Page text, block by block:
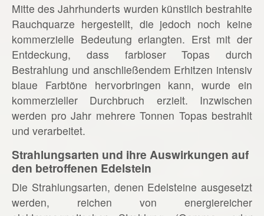
Mitte des Jahrhunderts wurden künstlich bestrahlte
Rauchquarze hergestellt, die jedoch noch keine
kommerzielle Bedeutung erlangten. Erst mit der
Entdeckung, dass farbloser Topas durch
Bestrahlung und anschließendem Erhitzen intensiv
blaue Farbtöne hervorbringen kann, wurde ein
kommerzieller Durchbruch erzielt. Inzwischen
werden pro Jahr mehrere Tonnen Topas bestrahlt
und verarbeitet.
Strahlungsarten und ihre Auswirkungen auf
den betroffenen Edelstein
Die Strahlungsarten, denen Edelsteine ausgesetzt
werden, reichen von energiereicher